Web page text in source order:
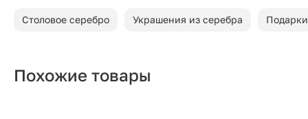
Столовое серебро Украшения из серебра
Похожие товары